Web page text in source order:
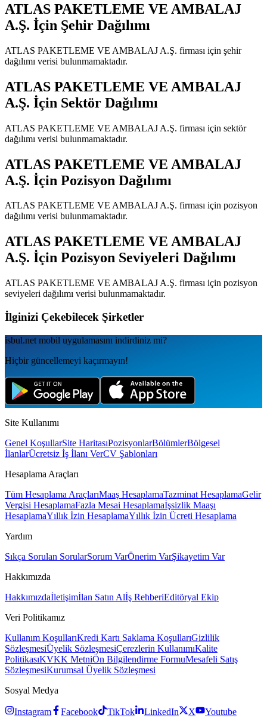
ATLAS PAKETLEME VE AMBALAJ
A.Ş. İçin Şehir Dağılımı
ATLAS PAKETLEME VE AMBALAJ A.Ş. firması için şehir
dağılımı verisi bulunmamaktadır.
ATLAS PAKETLEME VE AMBALAJ
A.Ş. İçin Sektör Dağılımı
ATLAS PAKETLEME VE AMBALAJ A.Ş. firması için sektör
dağılımı verisi bulunmamaktadır.
ATLAS PAKETLEME VE AMBALAJ
A.Ş. İçin Pozisyon Dağılımı
ATLAS PAKETLEME VE AMBALAJ A.Ş. firması için pozisyon
dağılımı verisi bulunmamaktadır.
ATLAS PAKETLEME VE AMBALAJ
A.Ş. İçin Pozisyon Seviyeleri Dağılımı
ATLAS PAKETLEME VE AMBALAJ A.Ş. firması için pozisyon
seviyeleri dağılımı verisi bulunmamaktadır.
İlginizi Çekebilecek Şirketler
isbul.net mobil uygulamаsını indirdiniz mi?
Hiçbir güncellemeyi kaçırmayın!
Site Kullanımı
Genel KoşullarSite HaritasıPozisyonlarBölümlerBölgesel
İlanlarÜcretsiz İş İlanı VerCV Şablonları
Hesaplama Araçları
Tüm Hesaplama AraçlarıMaaş HesaplamaTazminat HesaplamaGelir
Vergisi HesaplamaFazla Mesai Hesaplamaİşsizlik Maaşı
HesaplamaYıllık İzin HesaplamaYıllık İzin Ücreti Hesaplama
Yardım
Sıkça Sorulan SorularSorum VarÖnerim VarŞikayetim Var
Hakkımızda
Hakkımızdaİletişimİlan Satın Alİş RehberiEditöryal Ekip
Veri Politikamız
Kullanım KoşullarıKredi Kartı Saklama KoşullarıGizlilik
SözleşmesiÜyelik SözleşmesiÇerezlerin KullanımıKalite
PolitikasıKVKK MetniÖn Bilgilendirme FormuMesafeli Satış
SözleşmesiKurumsal Üyelik Sözleşmesi
Sosyal Medya
Instagram Facebook TikTok LinkedIn X
Youtube